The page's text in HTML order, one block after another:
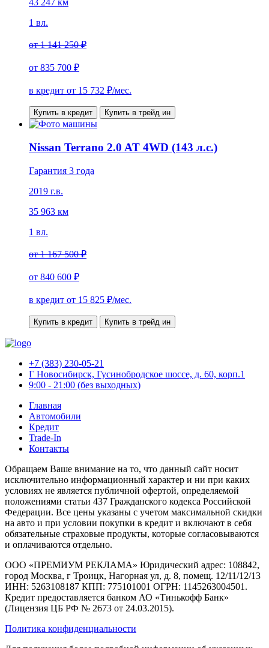
43 247 км
1 вл.
от1 141 250 ₽
от 835 700 ₽
в кредит от 15 732 ₽/мес.
Купить в кредит Купить в трейд ин
Nissan Terrano 2.0 AT 4WD (143 л.с.)
Гарантия 3 года
2019 г.в.
35 963 км
1 вл.
от1 167 500 ₽
от 840 600 ₽
в кредит от 15 825 ₽/мес.
Купить в кредит Купить в трейд ин
+7 (383) 230-05-21
Г Новосибирск, Гусинобродское шоссе, д. 60, корп.1
9:00 - 21:00 (без выходных)
Главная
Автомобили
Кредит
Trade-In
Контакты
Обращаем Ваше внимание на то, что данный сайт носит
исключительно информационный характер и ни при каких
условиях не является публичной офертой, определяемой
положениями статьи 437 Гражданского кодекса Российской
Федерации. Все цены указаны с учетом максимальной скидки
на авто и при условии покупки в кредит и включают в себя
обязательные страховые продукты, которые согласовываются
и оплачиваются отдельно.
ООО «ПРЕМИУМ РЕКЛАМА» Юридический адрес: 108842,
город Москва, г Троицк, Нагорная ул, д. 8, помещ. 12/11/12/13
ИНН: 5263108187 КПП: 775101001 ОГРН: 1145263004501.
Кредит предоставляется банком АО «Тинькофф Банк»
(Лицензия ЦБ РФ № 2673 от 24.03.2015).
Политика конфиденциальности